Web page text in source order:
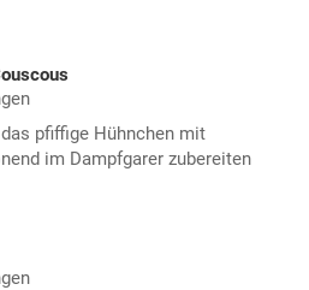
pfiffige Hühnchen mit
im Dampfgarer zubereiten